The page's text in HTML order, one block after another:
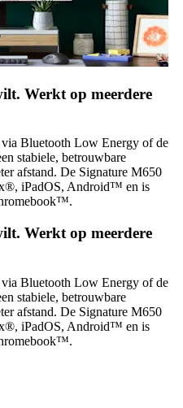
Werkt op meerdere
Bluetooth Low Energy of de
stabiele, betrouwbare
afstand. De Signature M650
iPadOS, Android™ en is
Werkt op meerdere
Bluetooth Low Energy of de
stabiele, betrouwbare
afstand. De Signature M650
iPadOS, Android™ en is